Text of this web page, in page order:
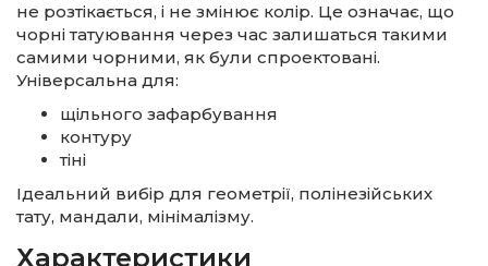
не розтікається, і не змінює колір. Це означає, що
чорні татуювання через час залишаться такими
самими чорними, як були спроектовані.
Універсальна для:
щільного зафарбування
контуру
тіні
Ідеальний вибір для геометрії, полінезійських
тату, мандали, мінімалізму.
Характеристики